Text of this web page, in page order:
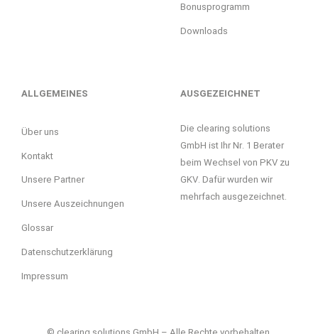
Bonusprogramm
Downloads
ALLGEMEINES
Über uns
Kontakt
Unsere Partner
Unsere Auszeichnungen
Glossar
Datenschutzerklärung
Impressum
AUSGEZEICHNET
Die clearing solutions
GmbH ist Ihr Nr. 1 Berater
beim Wechsel von PKV zu
GKV. Dafür wurden wir
mehrfach ausgezeichnet.